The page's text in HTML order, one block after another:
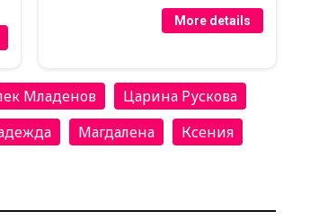
More details
Младенов
Царина Рускова
Магдалена Ксения